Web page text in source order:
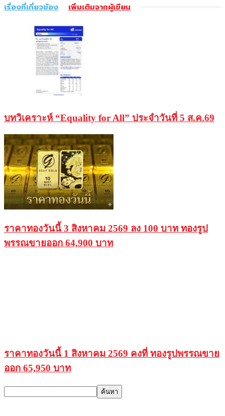
เรื่องที่เกี่ยวข้อง เพิ่มเติมจากผู้เขียน
บทวิเคราะห์ “Equality for All” ประจำวันที่ 5 ส.ค.69
ราคาทองวันนี้ 3 สิงหาคม 2569 ลง 100 บาท ทองรูป
พรรณขายออก 64,900 บาท
ราคาทองวันนี้ 1 สิงหาคม 2569 คงที่ ทองรูปพรรณขาย
ออก 65,950 บาท